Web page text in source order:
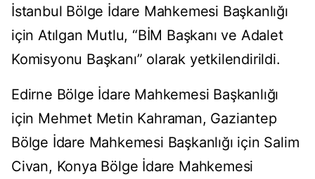
İstanbul Bölge İdare Mahkemesi Başkanlığı
için Atılgan Mutlu, “BİM Başkanı ve Adalet
Komisyonu Başkanı” olarak yetkilendirildi.
Edirne Bölge İdare Mahkemesi Başkanlığı
için Mehmet Metin Kahraman, Gaziantep
Bölge İdare Mahkemesi Başkanlığı için Salim
Civan, Konya Bölge İdare Mahkemesi